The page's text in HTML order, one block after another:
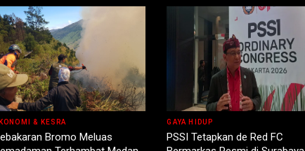
& KESRA
Bromo Meluas
GAYA HIDUP
PSSI Tetapkan de Red FC